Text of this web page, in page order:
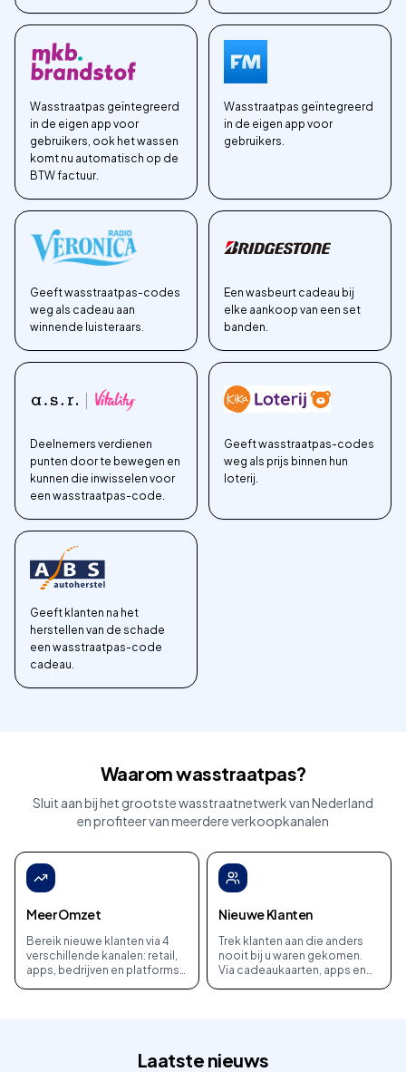
Wasstraatpas geïntegreerd
in de eigen app voor
gebruikers, ook het wassen
komt nu automatisch op de
BTW factuur.
Wasstraatpas geïntegreerd
in de eigen app voor
gebruikers.
Geeft wasstraatpas-codes
weg als cadeau aan
winnende luisteraars.
Een wasbeurt cadeau bij
elke aankoop van een set
banden.
Deelnemers verdienen
punten door te bewegen en
kunnen die inwisselen voor
een wasstraatpas-code.
Geeft wasstraatpas-codes
weg als prijs binnen hun
loterij.
Geeft klanten na het
herstellen van de schade
een wasstraatpas-code
cadeau.
Waarom wasstraatpas?
Sluit aan bij het grootste wasstraatnetwerk van Nederland
en profiteer van meerdere verkoopkanalen
Meer Omzet
Bereik nieuwe klanten via 4
verschillende kanalen: retail,
apps, bedrijven en platforms.
Nieuwe Klanten
Trek klanten aan die anders
nooit bij u waren gekomen.
Via cadeaukaarten, apps en
Laatste nieuws